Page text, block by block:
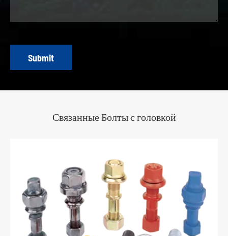
Submit
Связанные Болты с головкой